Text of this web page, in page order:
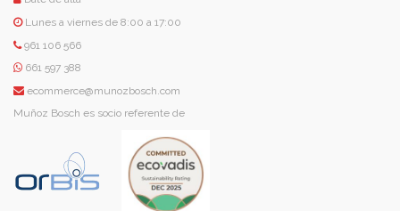
Lunes a viernes de 8:00 a 17:00
961 106 566
661 597 388
ecommerce@munozbosch.com
Muñoz Bosch es socio referente de